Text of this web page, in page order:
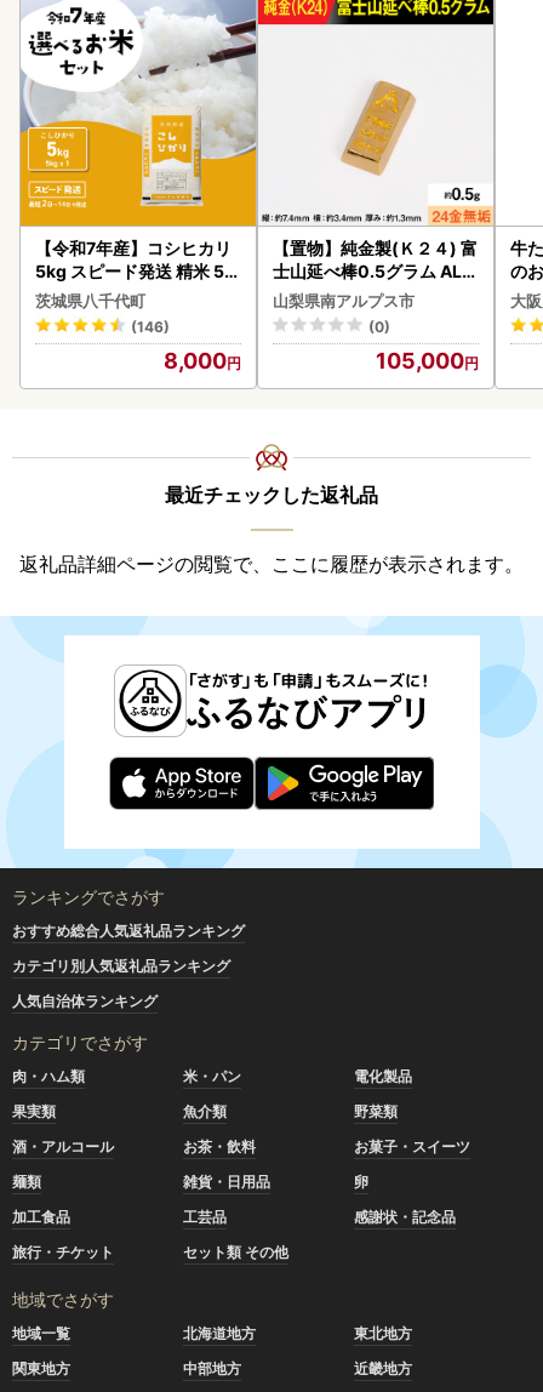
【令和7年産】コシヒカリ
5kg スピード発送 精米 5k
g x 1袋 白米 茨城県 八千代
町
茨城県八千代町
(146)
8,000
【置物】純金製(Ｋ２４) 富
士山延べ棒0.5グラム ALP
BK181
山梨県南アルプス市
(0)
105,000
牛
の
大
最近チェックした返礼品
返礼品詳細ページの閲覧で、ここに履歴が表示されます。
ランキングでさがす
おすすめ総合人気返礼品ランキング
カテゴリ別人気返礼品ランキング
人気自治体ランキング
カテゴリでさがす
肉・ハム類 米・パン
電化製品
果実類
魚介類
野菜類
酒・アルコール
お茶・飲料
お菓子・スイーツ
麺類
雑貨・日用品
卵
加工食品
工芸品
感謝状・記念品
旅行・チケット
セット類 その他
地域でさがす
地域一覧 北海道地方
東北地方
関東地方
中部地方
近畿地方